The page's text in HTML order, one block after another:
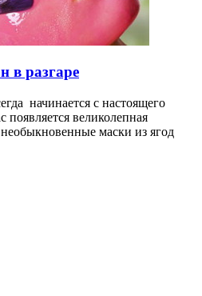
в разгаре
начинается с настоящего
появляется великолепная
маски из ягод